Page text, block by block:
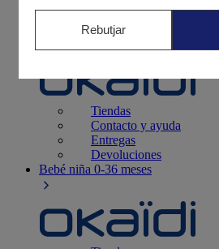
Recién nacido0-12 meses
Tiendas
Contacto y ayuda
Entregas
Devoluciones
Bebé niña 0-36 meses
Rebutjar